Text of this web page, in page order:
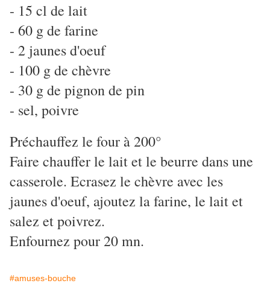
- 15 cl de lait
- 60 g de farine
- 2 jaunes d'oeuf
- 100 g de chèvre
- 30 g de pignon de pin
- sel, poivre
Préchauffez le four à 200°
Faire chauffer le lait et le beurre dans une
casserole. Ecrasez le chèvre avec les
jaunes d'oeuf, ajoutez la farine, le lait et
salez et poivrez.
Enfournez pour 20 mn.
#amuses-bouche